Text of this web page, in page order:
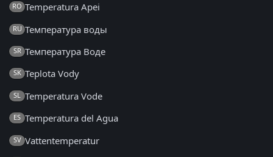
RO Temperatura Apei
RU Температура воды
SR Температура Воде
SK Teplota Vody
SL Temperatura Vode
ES Temperatura del Agua
SV Vattentemperatur